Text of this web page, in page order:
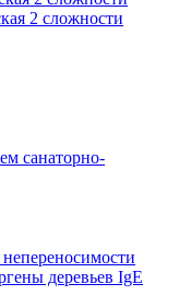
2 сложности
санаторно-
деревьев IgE